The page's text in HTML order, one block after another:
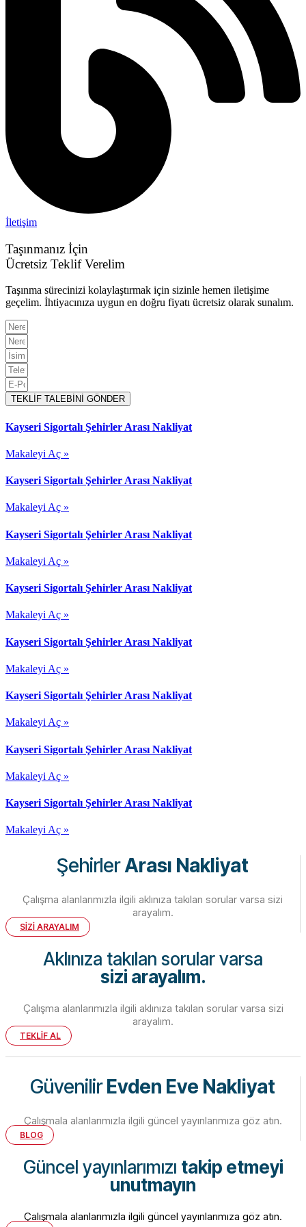
İletişim
Taşınmanız İçin
Ücretsiz Teklif Verelim
Taşınma sürecinizi kolaylaştırmak için sizinle hemen iletişime
geçelim. İhtiyacınıza uygun en doğru fiyatı ücretsiz olarak sunalım.
TEKLİF TALEBİNİ GÖNDER
Kayseri Sigortalı Şehirler Arası Nakliyat
Makaleyi Aç »
Kayseri Sigortalı Şehirler Arası Nakliyat
Makaleyi Aç »
Kayseri Sigortalı Şehirler Arası Nakliyat
Makaleyi Aç »
Kayseri Sigortalı Şehirler Arası Nakliyat
Makaleyi Aç »
Kayseri Sigortalı Şehirler Arası Nakliyat
Makaleyi Aç »
Kayseri Sigortalı Şehirler Arası Nakliyat
Makaleyi Aç »
Kayseri Sigortalı Şehirler Arası Nakliyat
Makaleyi Aç »
Kayseri Sigortalı Şehirler Arası Nakliyat
Makaleyi Aç »
ŞehirlerArası Nakliyat
Çalışma alanlarımızla ilgili aklınıza takılan sorular varsa sizi
arayalım.
SİZİ ARAYALIM
Aklınıza takılan sorular varsa
sizi arayalım.
Çalışma alanlarımızla ilgili aklınıza takılan sorular varsa sizi
arayalım.
TEKLİF AL
GüvenilirEvden Eve Nakliyat
Çalışmala alanlarımızla ilgili güncel yayınlarımıza göz atın.
BLOG
Güncel yayınlarımızı takip etmeyi
unutmayın
Çalışmala alanlarımızla ilgili güncel yayınlarımıza göz atın.